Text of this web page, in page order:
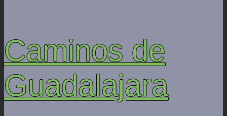
Caminos de
Guadalajara